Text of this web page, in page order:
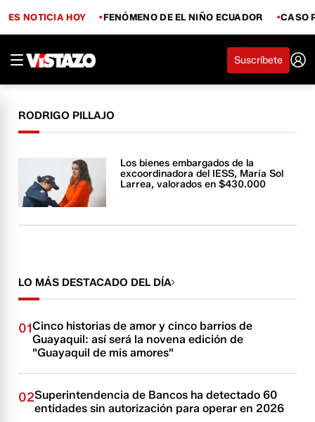
ES NOTICIA HOY FENÓMENO DE EL NIÑO ECUADOR CASO
Suscríbete
RODRIGO PILLAJO
Los bienes embargados de la
excoordinadora del IESS, María Sol
Larrea, valorados en $430.000
LO MÁS DESTACADO DEL DÍA
01Cinco historias de amor y cinco barrios de
Guayaquil: así será la novena edición de
"Guayaquil de mis amores"
02Superintendencia de Bancos ha detectado 60
entidades sin autorización para operar en 2026